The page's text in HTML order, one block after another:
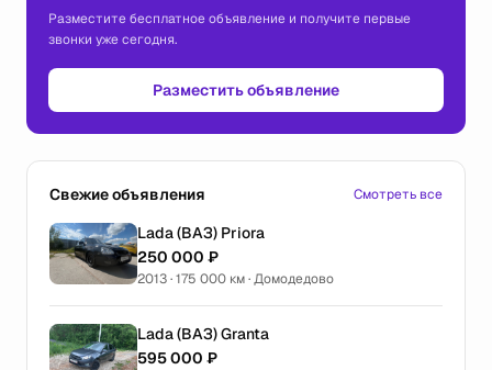
Разместите бесплатное объявление и получите первые
звонки уже сегодня.
Разместить объявление
Свежие объявления Смотреть все
Lada (ВАЗ) Priora
250 000 ₽
2013 · 175 000 км · Домодедово
Lada (ВАЗ) Granta
595 000 ₽